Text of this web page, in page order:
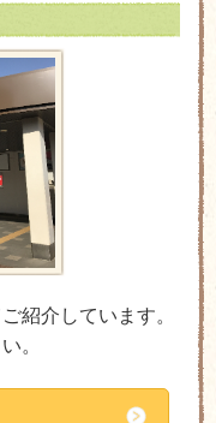
紹介しています。
。